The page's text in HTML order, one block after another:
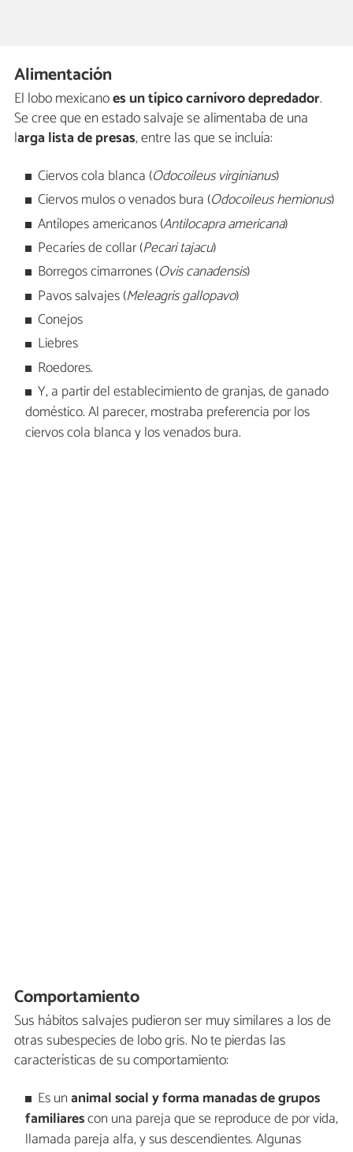
Alimentación
El lobo mexicanoes un típico carnívoro depredador.
Se cree que en estado salvaje se alimentaba de una
larga lista de presas, entre las que se incluía:
Ciervos cola blanca (Odocoileus virginianus)
Ciervos mulos o venados bura (Odocoileus hemionus)
Antílopes americanos (Antilocapra americana)
Pecaríes de collar (Pecari tajacu)
Borregos cimarrones (Ovis canadensis)
Pavos salvajes (Meleagris gallopavo)
Conejos
Liebres
Roedores.
Y, a partir del establecimiento de granjas, de ganado
doméstico. Al parecer, mostraba preferencia por los
ciervos cola blanca y los venados bura.
Comportamiento
Sus hábitos salvajes pudieron ser muy similares a los de
otras subespecies de lobo gris. No te pierdas las
características de su comportamiento:
Es unanimal social y forma manadas de grupos
familiarescon una pareja que se reproduce de por vida,
llamada pareja alfa, y sus descendientes. Algunas